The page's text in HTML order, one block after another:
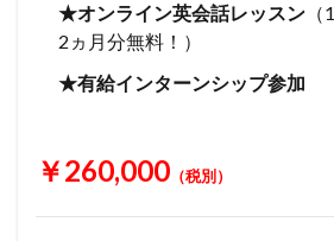
★オンライン英会話レッスン（1
2ヵ月分無料！）
★有給インターンシップ参加
￥260,000 （税別）